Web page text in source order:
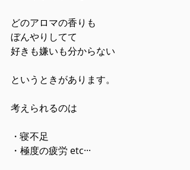
どのアロマの香りも
ぼんやりしてて
好きも嫌いも分からない
というときがあります。
考えられるのは
・寝不足
・極度の疲労 etc···